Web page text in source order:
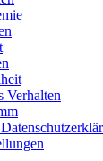
Verhalten